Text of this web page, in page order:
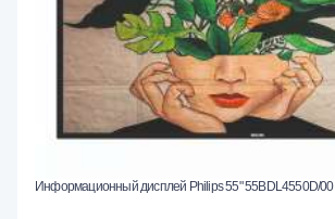
Информационный дисплей Philips 55" 55BDL4550D/00